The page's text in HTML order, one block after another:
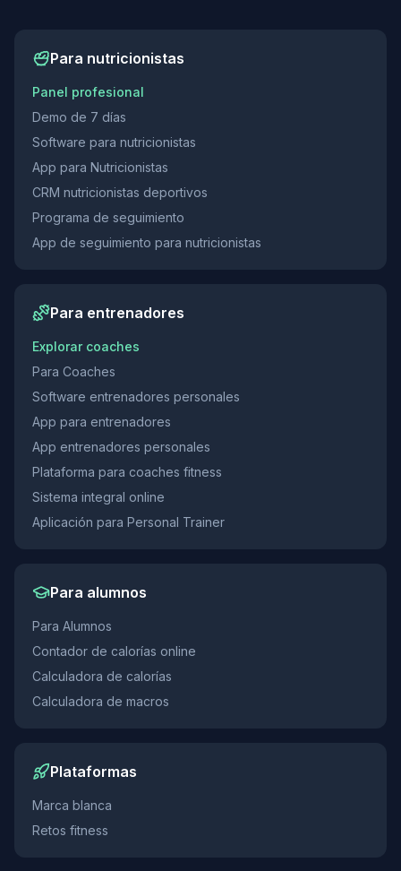
Para nutricionistas
Panel profesional
Demo de 7 días
Software para nutricionistas
App para Nutricionistas
CRM nutricionistas deportivos
Programa de seguimiento
App de seguimiento para nutricionistas
Para entrenadores
Explorar coaches
Para Coaches
Software entrenadores personales
App para entrenadores
App entrenadores personales
Plataforma para coaches fitness
Sistema integral online
Aplicación para Personal Trainer
Para alumnos
Para Alumnos
Contador de calorías online
Calculadora de calorías
Calculadora de macros
Plataformas
Marca blanca
Retos fitness